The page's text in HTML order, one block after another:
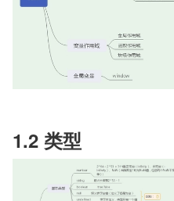
1.2 类型